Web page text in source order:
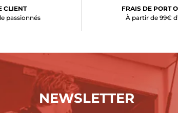
CLIENT
passionnés
FRAIS DE PORT
À partir de 99€
NEWSLETTER